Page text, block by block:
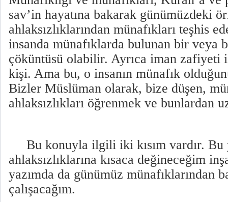
sav’in hayatına bakarak günümüzdeki
ahlaksızlıklarından münafıkları teşhis
insanda münafıklarda bulunan bir veya
çöküntüsü olabilir. Ayrıca iman zafiyeti
kişi. Ama bu, o insanın münafık
Bizler Müslüman olarak, bize düşen,
ahlaksızlıkları öğrenmek ve bunlardan
Bu konuyla ilgili iki kısım vardır. Bu
ahlaksızlıklarına kısaca değineceğim
yazımda da günümüz münafıklarından
çalışacağım.